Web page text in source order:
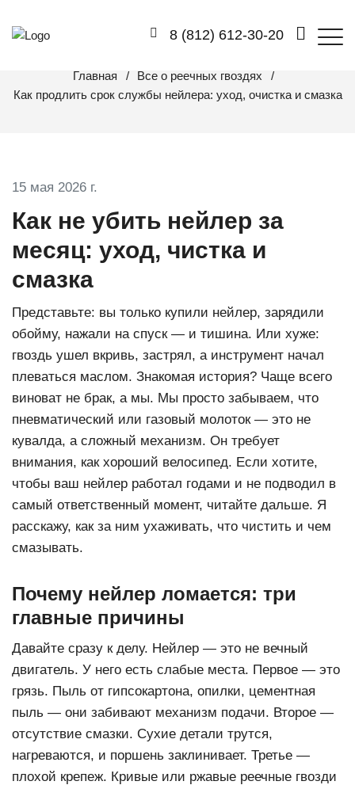
Whatsapp
8 (812) 612-30-20
КАК ПРОДЛИТЬ СРОК СЛУЖБЫ НЕЙЛЕРА:
Главная
Все о реечных гвоздях
Как продлить срок службы нейлера: уход, очистка и смазка
15 мая 2026 г.
Как не убить нейлер за
месяц: уход, чистка и
смазка
Представьте: вы только купили нейлер, зарядили
обойму, нажали на спуск — и тишина. Или хуже:
гвоздь ушел вкривь, застрял, а инструмент начал
плеваться маслом. Знакомая история? Чаще всего
виноват не брак, а мы. Мы просто забываем, что
пневматический или газовый молоток — это не
кувалда, а сложный механизм. Он требует
внимания, как хороший велосипед. Если хотите,
чтобы ваш нейлер работал годами и не подводил в
самый ответственный момент, читайте дальше. Я
расскажу, как за ним ухаживать, что чистить и чем
смазывать.
Почему нейлер ломается: три
главные причины
Давайте сразу к делу. Нейлер — это не вечный
двигатель. У него есть слабые места. Первое — это
грязь. Пыль от гипсокартона, опилки, цементная
пыль — они забивают механизм подачи. Второе —
отсутствие смазки. Сухие детали трутся,
нагреваются, и поршень заклинивает. Третье —
плохой крепеж. Кривые или ржавые реечные гвозди